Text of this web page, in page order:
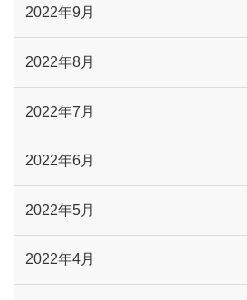
2022年9月
2022年8月
2022年7月
2022年6月
2022年5月
2022年4月